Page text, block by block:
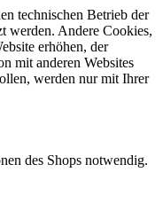
technischen Betrieb der
werden. Andere Cookies,
erhöhen, der
mit anderen Websites
werden nur mit Ihrer
des Shops notwendig.